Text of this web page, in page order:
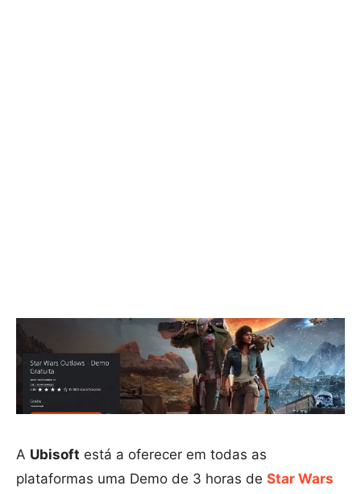
A Ubisoft está a oferecer em todas as
plataformas uma Demo de 3 horas de Star Wars